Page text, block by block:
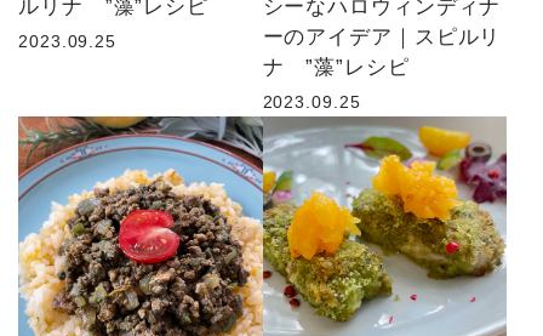
ルリナ ”藻”レシピ
2023.09.25
シーなハロウィンディナ
ーのアイデア｜スピルリ
ナ ”藻”レシピ
2023.09.25